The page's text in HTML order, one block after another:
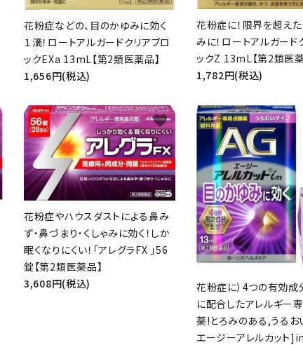
花粉症などの、目のかゆみに効く
１滴！ロートアルガードクリアブロ
ックEXa 13mL【第2類医薬品】
1,656円(税込)
花粉症に！限界を超え
みに！ロートアルガード
ックZ 13mL【第2類医薬
1,782円(税込)
花粉症やハウスダストによる鼻み
ず・鼻づまり・くしゃみに効く！しか
眠くなりにくい！「アレグラFX 」56
錠【第2類医薬品】
3,608円(税込)
favorite
花粉症に）4つの有効成
に配合したアレルギー
薬!とろみのある,うるお
エージーアレルカット
検索する